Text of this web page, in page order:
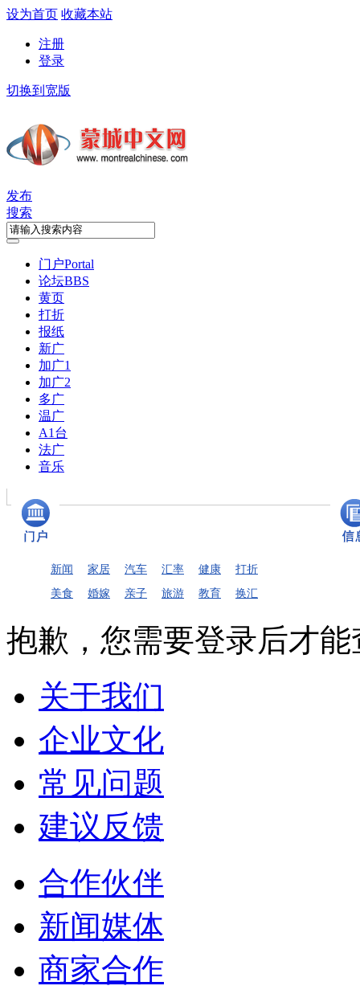
设为首页 收藏本站
注册
登录
切换到宽版
发布
搜索
门户Portal
论坛BBS
黄页
打折
报纸
新广
加广1
加广2
多广
温广
A1台
法广
音乐
新闻 家居 汽车 汇率 健康
打折
美食
婚嫁 亲子 旅游 教育 换汇
抱歉，您需要登录后才能
关于我们
企业文化
常见问题
建议反馈
合作伙伴
新闻媒体
商家合作